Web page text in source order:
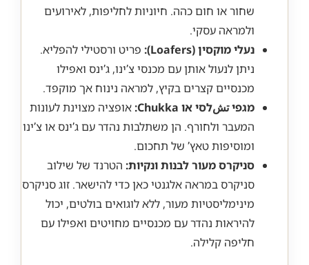
שחור או חום כהה. חיוניות לחליפות, לאירועים
ולמראה עסקי.
נעלי מוקסין (Loafers):
פריט ורסטילי להפליא.
ניתן לנעול אותן עם מכנסי צ’ינו, ג’ינס ואפילו
מכנסיים קצרים בקיץ, למראה נינוח אך מוקפד.
מגפי تشלסי או Chukka:
אופציה מצוינת לעונות
המעבר ולחורף. הן משתלבות נהדר עם ג’ינס או צ’ינו
ומוסיפות טאץ’ של תחכום.
סניקרס מעור לבנות ונקיות: הטרנד של שילוב
סניקרס במראה אלגנטי כאן כדי להישאר. זוג סניקרס
מינימליסטיות מעור, ללא לוגואים בולטים, יכול
להיראות נהדר עם מכנסיים מחויטים ואפילו עם
חליפה קלילה.